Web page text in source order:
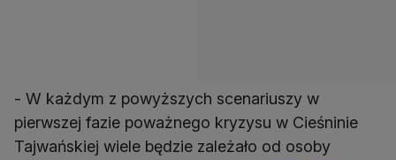
- W każdym z powyższych scenariuszy w
pierwszej fazie poważnego kryzysu w Cieśninie
Tajwańskiej wiele będzie zależało od osoby